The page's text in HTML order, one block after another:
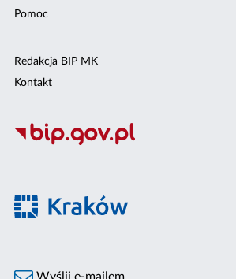
Pomoc
Redakcja BIP MK
Kontakt